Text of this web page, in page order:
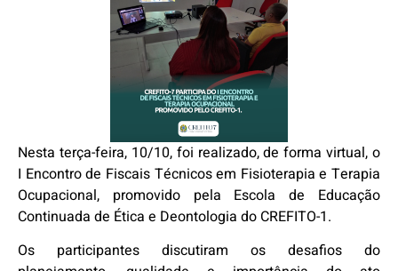
Nesta terça-feira, 10/10, foi realizado, de forma virtual, o
I Encontro de Fiscais Técnicos em Fisioterapia e Terapia
Ocupacional, promovido pela Escola de Educação
Continuada de Ética e Deontologia do CREFITO-1.
Os participantes discutiram os desafios do